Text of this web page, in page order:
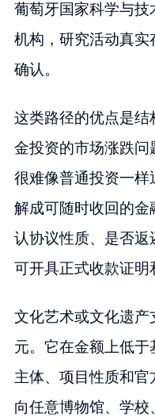
葡萄牙国家科学与
机构，研究活动真
确认。
这类路径的优点是
金投资的市场涨跌
很难像普通投资一
解成可随时收回的
认协议性质、是否
可开具正式收款证明
文化艺术或文化遗
元。它在金额上低
主体、项目性质和
向任意博物馆、学校